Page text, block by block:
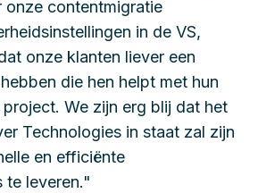
onze contentmigratie
in de VS,
onze klanten liever een
die hen helpt met hun
We zijn erg blij dat het
Technologies in staat zal zijn
en efficiënte
te leveren."